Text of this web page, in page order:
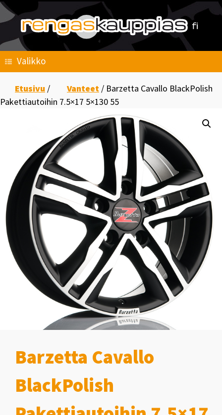
Skip
content
Valikko
Etusivu / Vanteet / Barzetta Cavallo BlackPolish
Pakettiautoihin 7.5×17 5×130 55
Barzetta Cavallo
BlackPolish